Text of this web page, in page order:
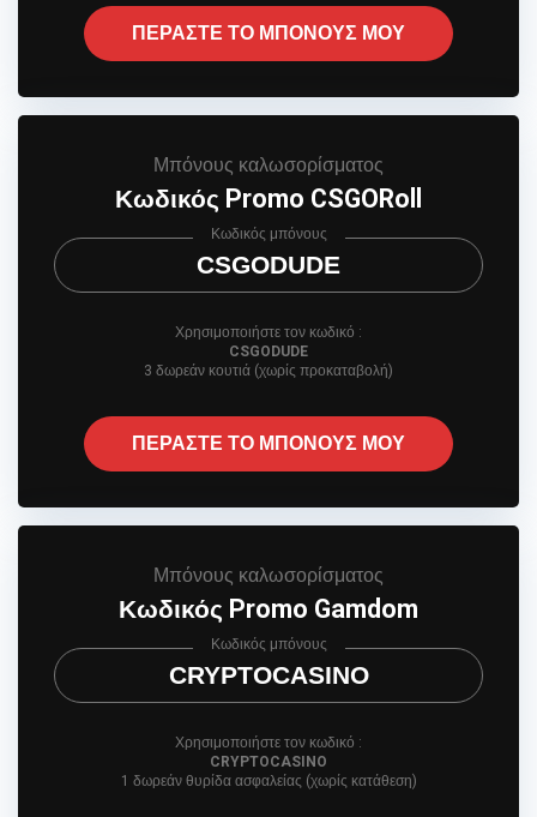
ΠΕΡΑΣΤΕ ΤΟ ΜΠΟΝΟΥΣ ΜΟΥ
Μπόνους καλωσορίσματος
Κωδικός Promo CSGORoll
CSGODUDE
Κωδικός μπόνους
Χρησιμοποιήστε τον κωδικό :
CSGODUDE
3 δωρεάν κουτιά (χωρίς προκαταβολή)
ΠΕΡΑΣΤΕ ΤΟ ΜΠΟΝΟΥΣ ΜΟΥ
Μπόνους καλωσορίσματος
Κωδικός Promo Gamdom
CRYPTOCASINO
Κωδικός μπόνους
Χρησιμοποιήστε τον κωδικό :
CRYPTOCASINO
1 δωρεάν θυρίδα ασφαλείας (χωρίς κατάθεση)